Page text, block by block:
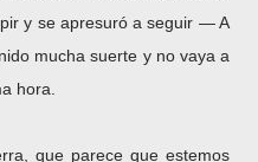
y se apresuró a seguir ― A
mucha suerte y no vaya a
hora.
que parece que estemos